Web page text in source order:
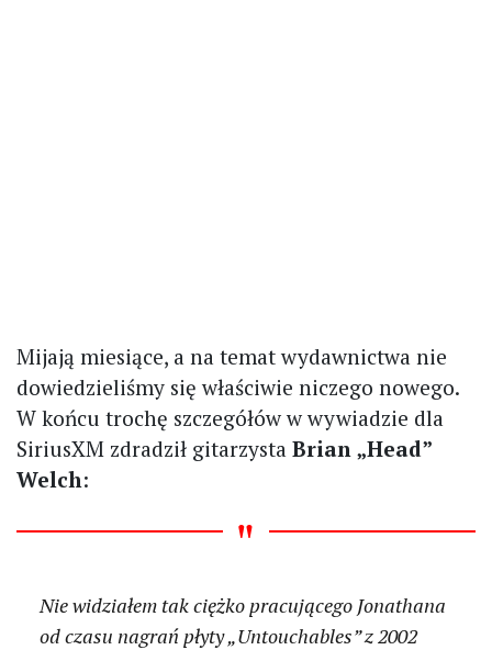
Mijają miesiące, a na temat wydawnictwa nie
dowiedzieliśmy się właściwie niczego nowego.
W końcu trochę szczegółów w wywiadzie dla
SiriusXM zdradził gitarzysta Brian „Head”
Welch:
Nie widziałem tak ciężko pracującego Jonathana
od czasu nagrań płyty „Untouchables” z 2002